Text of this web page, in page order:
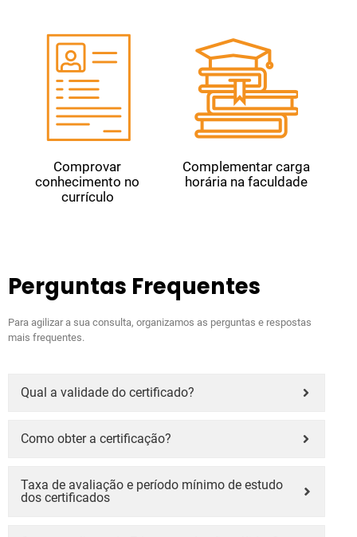
Comprovar
conhecimento no
currículo
Complementar carga
horária na faculdade
Perguntas Frequentes
Para agilizar a sua consulta, organizamos as perguntas e respostas
mais frequentes.
Qual a validade do certificado?
Como obter a certificação?
Taxa de avaliação e período mínimo de estudo
dos certificados